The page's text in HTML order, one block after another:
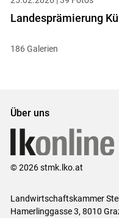
Landesprämierung
186 Galerien
Über uns
© 2026 stmk.lko.at
Landwirtschaftskammer
Hamerlinggasse 3, 8010